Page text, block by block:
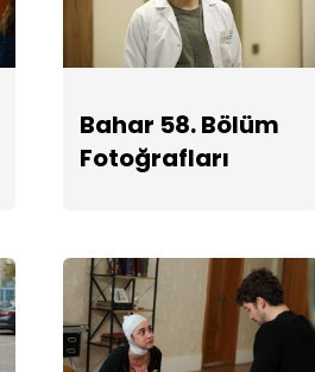
Bahar 58. Bölüm
Fotoğrafları